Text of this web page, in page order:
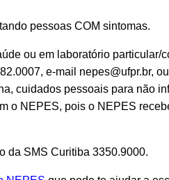
pessoas COM sintomas.
ou em laboratório particular/
e-mail nepes@ufpr.br,
cuidados pessoais para não
o NEPES, pois o NEPES
da SMS Curitiba 3350.9000.